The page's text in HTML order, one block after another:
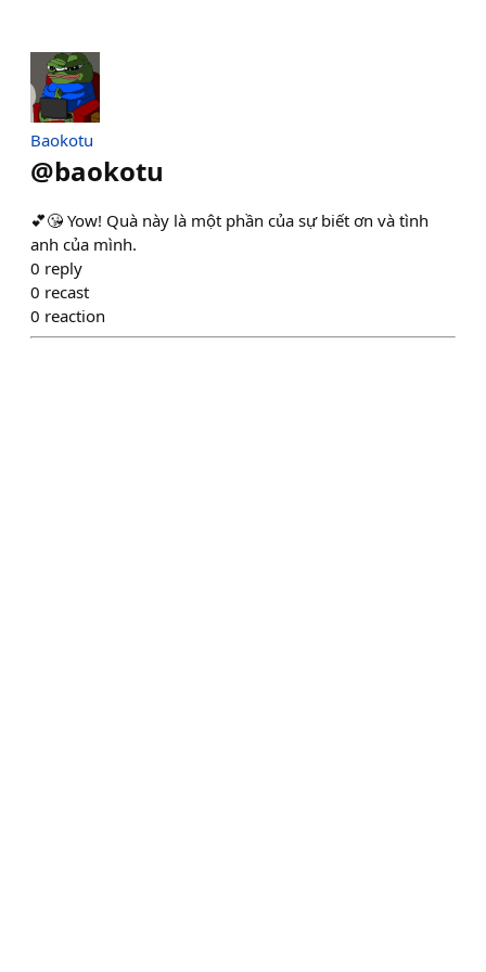
Baokotu
@baokotu
💕😘 Yow! Quà này là một phần của sự biết ơn và tình
anh của mình.
0 reply
0 recast
0 reaction